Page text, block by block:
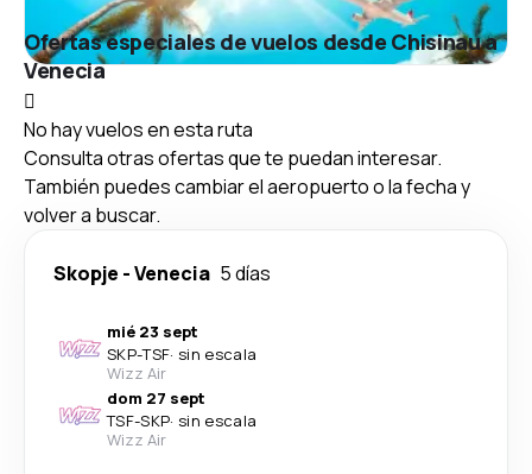
Ofertas especiales de vuelos desde Chisinau a
Venecia
No hay vuelos en esta ruta
Consulta otras ofertas que te puedan interesar.
También puedes cambiar el aeropuerto o la fecha y
volver a buscar.
Skopje -Venecia 5 días
mié 23 sept
SKP-TSF· sin escala
Wizz Air
dom 27 sept
TSF-SKP· sin escala
Wizz Air